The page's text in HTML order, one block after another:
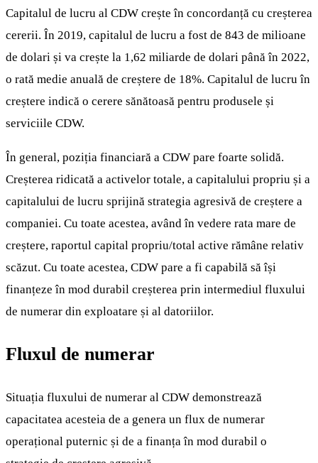
Capitalul de lucru al CDW crește în concordanță cu creșterea
cererii. În 2019, capitalul de lucru a fost de 843 de milioane
de dolari și va crește la 1,62 miliarde de dolari până în 2022,
o rată medie anuală de creștere de 18%. Capitalul de lucru în
creștere indică o cerere sănătoasă pentru produsele și
serviciile CDW.
În general, poziția financiară a CDW pare foarte solidă.
Creșterea ridicată a activelor totale, a capitalului propriu și a
capitalului de lucru sprijină strategia agresivă de creștere a
companiei. Cu toate acestea, având în vedere rata mare de
creștere, raportul capital propriu/total active rămâne relativ
scăzut. Cu toate acestea, CDW pare a fi capabilă să își
finanțeze în mod durabil creșterea prin intermediul fluxului
de numerar din exploatare și al datoriilor.
Fluxul de numerar
Situația fluxului de numerar al CDW demonstrează
capacitatea acesteia de a genera un flux de numerar
operațional puternic și de a finanța în mod durabil o